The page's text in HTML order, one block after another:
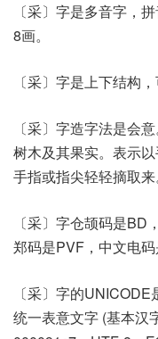
〔采〕字是多音字，
8画。
〔采〕字是上下结构
〔采〕字造字法是会
树木及其果实。表示
手指或指尖轻轻摘取来
〔采〕字仓颉码是BD
郑码是PVF，中文电码
〔采〕字的
统一表意文字 (基本汉